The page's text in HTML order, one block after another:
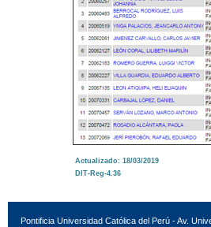
Actualizado: 18/03/2019
DIT-Reg-4.36
Pontificia Universidad Católica del Perú - Av.